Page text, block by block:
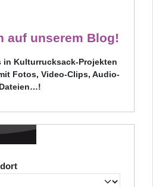
auf unserem Blog!
in Kulturrucksack-Projekten
Fotos, Video-Clips, Audio-
Dateien…!